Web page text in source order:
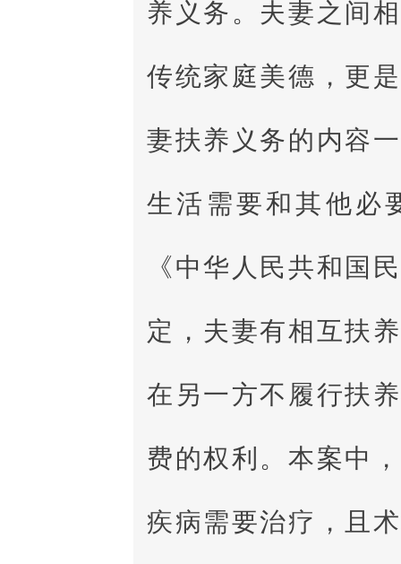
养义务。夫妻之间
传统家庭美德，更
妻扶养义务的内容
生活需要和其他必
《中华人民共和国
定，夫妻有相互扶
在另一方不履行扶
费的权利。本案中
疾病需要治疗，且